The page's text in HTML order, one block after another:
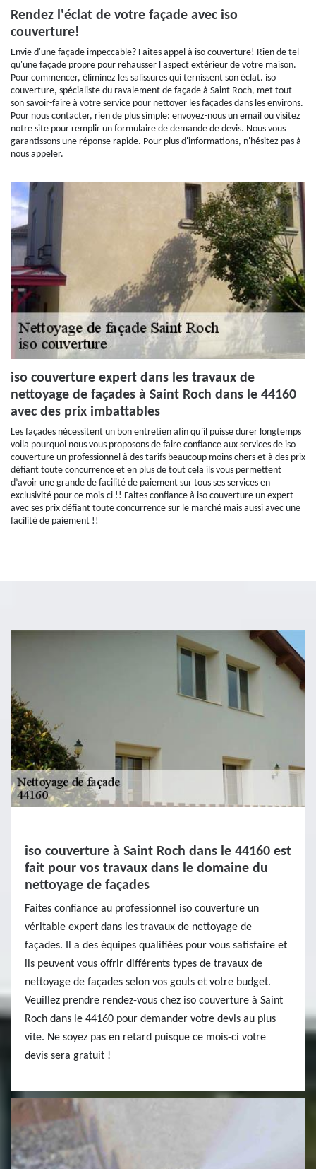
Rendez l'éclat de votre façade avec iso
couverture!
Envie d'une façade impeccable? Faites appel à iso couverture! Rien de tel
qu'une façade propre pour rehausser l'aspect extérieur de votre maison.
Pour commencer, éliminez les salissures qui ternissent son éclat. iso
couverture, spécialiste du ravalement de façade à Saint Roch, met tout
son savoir-faire à votre service pour nettoyer les façades dans les environs.
Pour nous contacter, rien de plus simple: envoyez-nous un email ou visitez
notre site pour remplir un formulaire de demande de devis. Nous vous
garantissons une réponse rapide. Pour plus d'informations, n'hésitez pas à
nous appeler.
iso couverture expert dans les travaux de
nettoyage de façades à Saint Roch dans le 44160
avec des prix imbattables
Les façades nécessitent un bon entretien afin qu`il puisse durer longtemps
voila pourquoi nous vous proposons de faire confiance aux services de iso
couverture un professionnel à des tarifs beaucoup moins chers et à des prix
défiant toute concurrence et en plus de tout cela ils vous permettent
d’avoir une grande de facilité de paiement sur tous ses services en
exclusivité pour ce mois-ci !! Faites confiance à iso couverture un expert
avec ses prix défiant toute concurrence sur le marché mais aussi avec une
facilité de paiement !!
iso couverture à Saint Roch dans le 44160 est
fait pour vos travaux dans le domaine du
nettoyage de façades
Faites confiance au professionnel iso couverture un
véritable expert dans les travaux de nettoyage de
façades. Il a des équipes qualifiées pour vous satisfaire et
ils peuvent vous offrir différents types de travaux de
nettoyage de façades selon vos gouts et votre budget.
Veuillez prendre rendez-vous chez iso couverture à Saint
Roch dans le 44160 pour demander votre devis au plus
vite. Ne soyez pas en retard puisque ce mois-ci votre
devis sera gratuit !